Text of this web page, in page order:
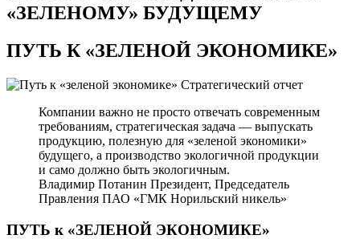
«ЗЕЛЕНОМУ» БУДУЩЕМУ
ПУТЬ К«ЗЕЛЕНОЙ ЭКОНОМИКЕ»
Стратегический отчет
Компании важно не просто отвечать современным
требованиям, стратегическая задача — выпускать
продукцию, полезную для «зеленой экономики»
будущего, а производство экологичной продукции
и само должно быть экологичным.
Владимир Потанин Президент, Председатель
Правления ПАО «ГМК Норильский никель»
ПУТЬ к «ЗЕЛЕНОЙ ЭКОНОМИКЕ»